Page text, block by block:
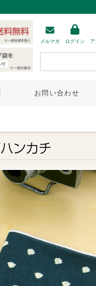
メルマガ ログイン ア
お問い合わせ